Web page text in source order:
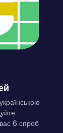
6 спроб